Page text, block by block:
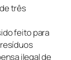
três
feito para
ilegal de